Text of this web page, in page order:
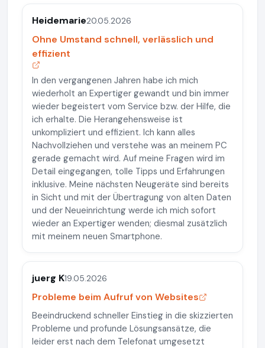
Heidemarie20.05.2026
Ohne Umstand schnell, verlässlich und
effizient
In den vergangenen Jahren habe ich mich
wiederholt an Expertiger gewandt und bin immer
wieder begeistert vom Service bzw. der Hilfe, die
ich erhalte. Die Herangehensweise ist
unkompliziert und effizient. Ich kann alles
Nachvollziehen und verstehe was an meinem PC
gerade gemacht wird. Auf meine Fragen wird im
Detail eingegangen, tolle Tipps und Erfahrungen
inklusive. Meine nächsten Neugeräte sind bereits
in Sicht und mit der Übertragung von alten Daten
und der Neueinrichtung werde ich mich sofort
wieder an Expertiger wenden; diesmal zusätzlich
mit meinem neuen Smartphone.
juerg K19.05.2026
Probleme beim Aufruf von Websites
Beeindruckend schneller Einstieg in die skizzierten
Probleme und profunde Lösungsansätze, die
leider erst nach dem Telefonat umgesetzt